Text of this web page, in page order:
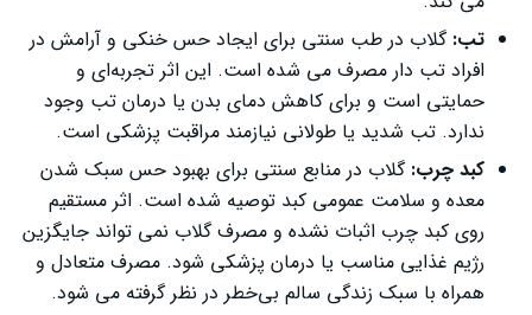
تب: گلاب در طب سنتی برای ایجاد حس خنکی و آرامش در
افراد تب ‌دار مصرف می‌ شده است. این اثر تجربه‌ای و
حمایتی است و برای کاهش دمای بدن یا درمان تب وجود
ندارد. تب شدید یا طولانی نیازمند مراقبت پزشکی است.
کبد چرب: گلاب در منابع سنتی برای بهبود حس سبک شدن
معده و سلامت عمومی کبد توصیه شده است. اثر مستقیم
روی کبد چرب اثبات نشده و مصرف گلاب نمی ‌تواند جایگزین
رژیم غذایی مناسب یا درمان پزشکی شود. مصرف متعادل و
همراه با سبک زندگی سالم بی‌خطر در نظر گرفته می‌ شود.